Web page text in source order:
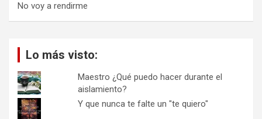
No voy a rendirme
Lo más visto:
Maestro ¿Qué puedo hacer durante el
aislamiento?
Y que nunca te falte un "te quiero"